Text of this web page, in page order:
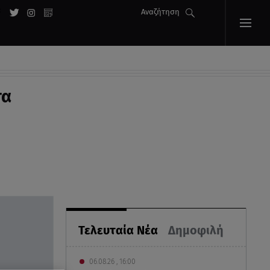
Αναζήτηση
Τελευταία Νέα Δημοφιλή
06.08.26 , 16:00